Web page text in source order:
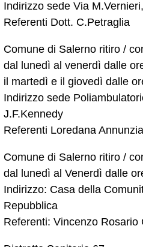
Indirizzo sede Via
Referenti Dott. C.Petraglia
Comune di Salerno ritiro /
dal lunedì al venerdì dalle
il martedì e il giovedì dalle
Indirizzo sede
J.F.Kennedy
Referenti Loredana
Comune di Salerno ritiro /
dal lunedì al Venerdì dalle
Indirizzo: Casa della
Repubblica
Referenti: Vincenzo Rosario